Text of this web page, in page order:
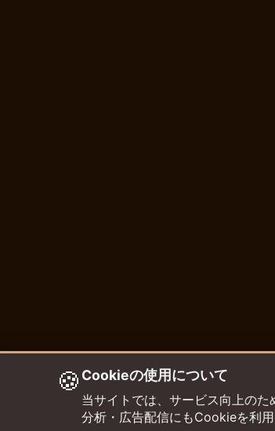
🍪 Cookieの使用について
当サイトでは、サービス向上の
分析・広告配信にもCookieを利用